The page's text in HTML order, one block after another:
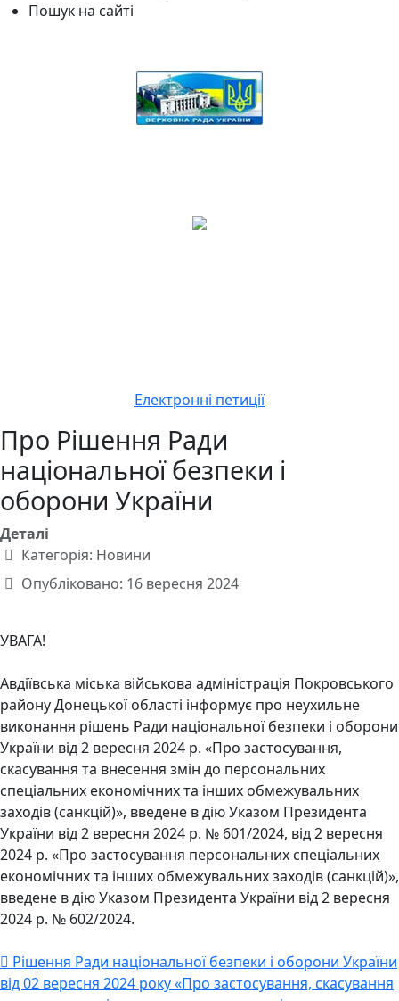
Пошук на сайті
Електронні петиції
Про Рішення Ради
національної безпеки і
оборони України
Деталі
Категорія: Новини
Опубліковано: 16 вересня 2024
УВАГА!
Авдіївська міська військова адміністрація Покровського
району Донецької області інформує про неухильне
виконання рішень Ради національної безпеки і оборони
України від 2 вересня 2024 р. «Про застосування,
скасування та внесення змін до персональних
спеціальних економічних та інших обмежувальних
заходів (санкцій)», введене в дію Указом Президента
України від 2 вересня 2024 р. № 601/2024, від 2 вересня
2024 р. «Про застосування персональних спеціальних
економічних та інших обмежувальних заходів (санкцій)»,
введене в дію Указом Президента України від 2 вересня
2024 р. № 602/2024.
 Рішення Ради національної безпеки і оборони України
від 02 вересня 2024 року «Про застосування, скасування